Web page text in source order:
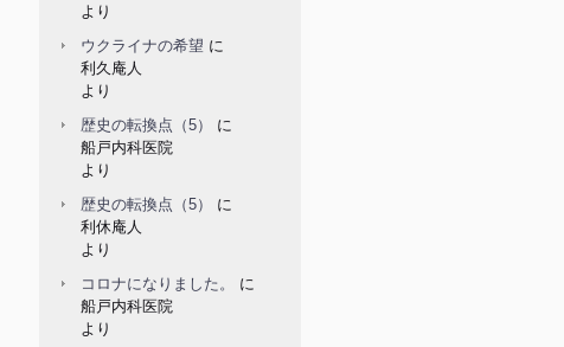
より
ウクライナの希望 に
利久庵人
より
歴史の転換点（5）
に
船戸内科医院
より
歴史の転換点（5）
に
利休庵人
より
コロナになりました。
に
船戸内科医院
より